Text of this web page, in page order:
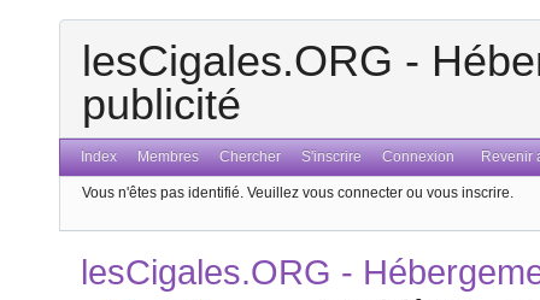
lesCigales.ORG -
publicité
Index Membres Chercher S'inscrire Connexion Revenir
Vous n'êtes pas identifié. Veuillez vous connecter ou vous inscrire.
lesCigales.ORG -